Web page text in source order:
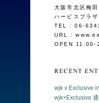
大阪市北区梅
ハービスプラ
TEL : 06-
URL :
OPEN 11:00-
wjk x Exclusive
wjk×Exclusive